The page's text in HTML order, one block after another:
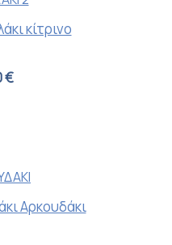
κίτρινο
€
Αρκουδάκι